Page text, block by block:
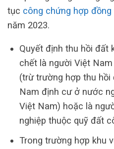
tục công chứng hợp đồng
năm 2023.
Quyết định thu hồi đất
chết là người Việt
(trừ trường hợp thu
Nam định cư ở nước
Việt Nam) hoặc là
nghiệp thuộc quỹ đất
Trong trường hợp khu